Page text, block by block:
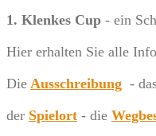
1. Klenkes Cup - ein
Hier erhalten Sie alle
Die Ausschreibung -
der Spielort - die